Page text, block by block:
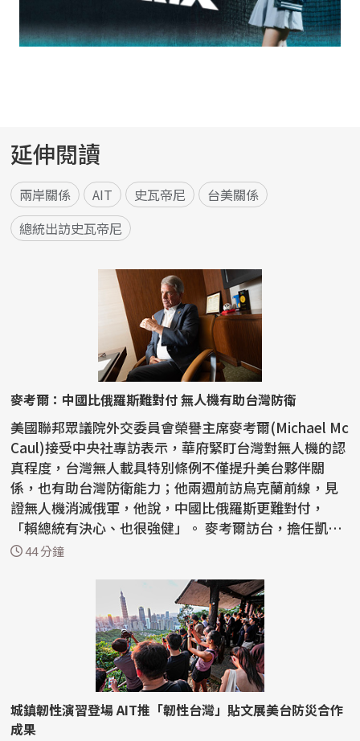
延伸閱讀
兩岸關係 AIT 史瓦帝尼
台美關係
總統出訪史瓦帝尼
麥考爾：中國比俄羅斯難對付 無人機有助台灣防衛
美國聯邦眾議院外交委員會榮譽主席麥考爾(Michael Mc
Caul)接受中央社專訪表示，華府緊盯台灣對無人機的認
真程度，台灣無人載具特別條例不僅提升美台夥伴關
係，也有助台灣防衛能力；他兩週前訪烏克蘭前線，見
證無人機消滅俄軍，他說，中國比俄羅斯更難對付，
「賴總統有決心、也很強健」。 麥考爾訪台，擔任凱達
格蘭論壇...
44 分鐘
城鎮韌性演習登場 AIT推「韌性台灣」貼文展美台防災合作
成果